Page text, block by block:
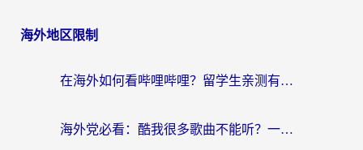
海外地区限制
在海外如何看哔哩哔哩？留学生亲测有效的回国加速指南
海外党必看：酷我很多歌曲不能听？一招解决优酷版权限制+B站地域问题！